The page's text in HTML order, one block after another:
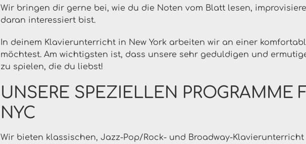
Wir bringen dir gerne bei, wie du die Noten vom Blatt lesen,
daran interessiert bist.
In deinem Klavierunterricht in New York arbeiten wir an einer
möchtest. Am wichtigsten ist, dass unsere sehr geduldigen und
zu spielen, die du liebst!
UNSERE SPEZIELLEN PROGRAMME
NYC
Wir bieten klassischen, Jazz-Pop/Rock- und Broadway-